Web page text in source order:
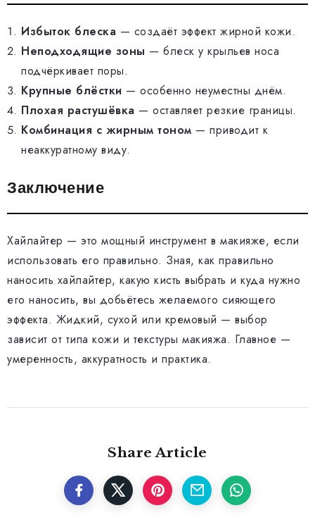
Избыток блеска — создаёт эффект жирной кожи.
Неподходящие зоны — блеск у крыльев носа
подчёркивает поры.
Крупные блёстки — особенно неуместны днём.
Плохая растушёвка — оставляет резкие границы.
Комбинация с жирным тоном — приводит к
неаккуратному виду.
Заключение
Хайлайтер — это мощный инструмент в макияже, если
использовать его правильно. Зная, как правильно
наносить хайлайтер, какую кисть выбрать и куда нужно
его наносить, вы добьётесь желаемого сияющего
эффекта. Жидкий, сухой или кремовый — выбор
зависит от типа кожи и текстуры макияжа. Главное —
умеренность, аккуратность и практика.
Share Article